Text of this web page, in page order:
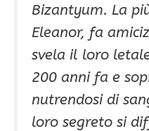
Bizantyum. La
Eleanor, fa
svela il loro
200 anni fa e
nutrendosi di
loro segreto si